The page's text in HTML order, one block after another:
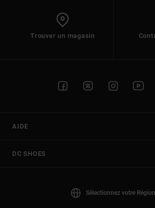
Trouver un magasin
AIDE
DC SHOES
Sélectionnez votre Région